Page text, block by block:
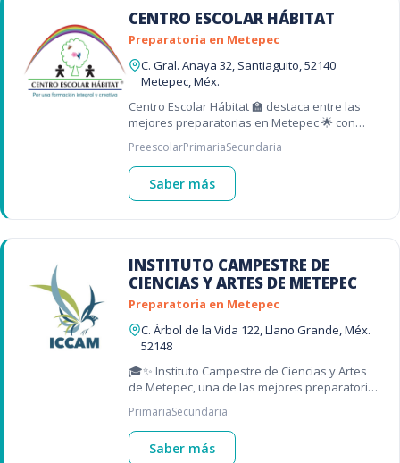
CENTRO ESCOLAR HÁBITAT
Preparatoria en Metepec
C. Gral. Anaya 32, Santiaguito, 52140
Metepec, Méx.
Centro Escolar Hábitat 🏫 destaca entre las
mejores preparatorias en Metepec 🌟 con
PreescolarPrimariaSecundaria
Saber más
INSTITUTO CAMPESTRE DE
CIENCIAS Y ARTES DE METEPEC
Preparatoria en Metepec
C. Árbol de la Vida 122, Llano Grande, Méx.
52148
🎓✨ Instituto Campestre de Ciencias y Artes
de Metepec, una de las mejores preparatorias
proyectos reales y formación para la
PrimariaSecundaria
Saber más